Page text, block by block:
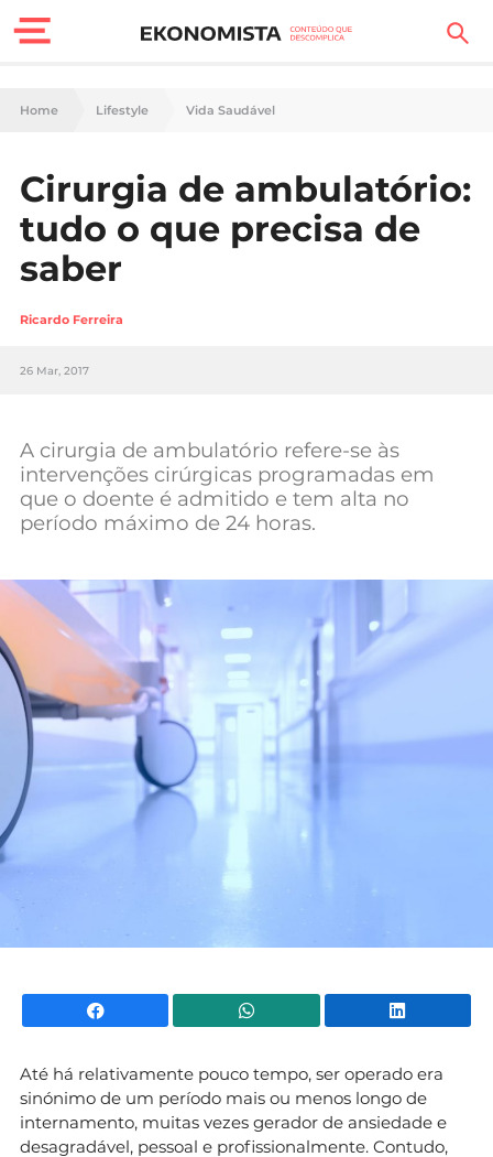
Finanças Pessoais
Carreira
Casa
Lifestyle
Sociedade
Negócios
Mundial 2026
Home Lifestyle Vida Saudável
Cirurgia de ambulatório:
tudo o que precisa de
saber
Ricardo Ferreira
26 Mar, 2017
A cirurgia de ambulatório refere-se às
intervenções cirúrgicas programadas em
que o doente é admitido e tem alta no
período máximo de 24 horas.
Facebook WhatsApp
Até há relativamente pouco tempo, ser operado era
sinónimo de um período mais ou menos longo de
internamento, muitas vezes gerador de ansiedade e
desagradável, pessoal e profissionalmente. Contudo,